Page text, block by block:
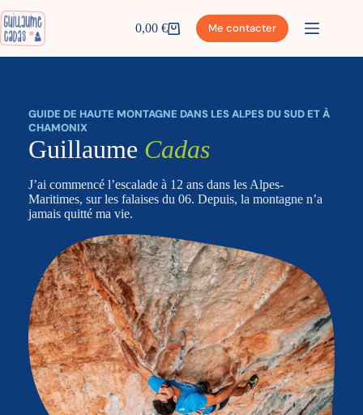
au
contenu
Panier
0,00€ Me contacter
GUIDE DE HAUTE MONTAGNE DANS LES ALPES DU SUD ET À
CHAMONIX
Guillaume Cadas
J’ai commencé l’escalade à 12 ans dans les Alpes-
Maritimes, sur les falaises du 06. Depuis, la montagne n’a
jamais quitté ma vie.